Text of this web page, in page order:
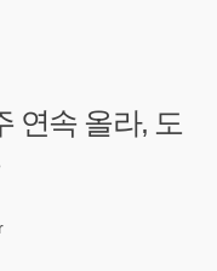
연속 올라, 도